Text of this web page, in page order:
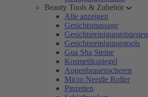
Beauty Tools & Zubehör
Alle anzeigen
Gesichtsmassage
Gesichtsreinigungsbürsten
Gesichtsreinigungstools
Gua Sha Steine
Kosmetikspiegel
Augenbrauenscheren
Micro Needle Roller
Pinzetten